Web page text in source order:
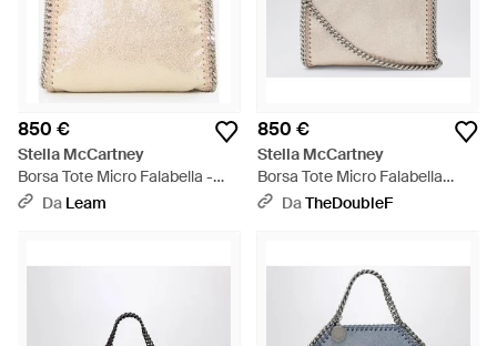
850 €
Stella McCartney
Borsa Tote Micro Falabella -
Neutro
Da Leam
850 €
Stella McCartney
Borsa Tote Micro Falabella
Rosa Chiara - Neutro
DaTheDoubleF